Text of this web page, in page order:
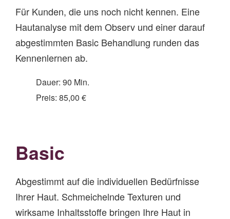
Für Kunden, die uns noch nicht kennen. Eine
Hautanalyse mit dem Observ und einer darauf
abgestimmten Basic Behandlung runden das
Kennenlernen ab.
Dauer: 90 Min.
Preis: 85,00 €
Basic
Abgestimmt auf die individuellen Bedürfnisse
Ihrer Haut. Schmeichelnde Texturen und
wirksame Inhaltsstoffe bringen Ihre Haut in